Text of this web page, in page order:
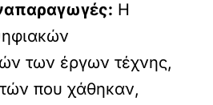
Η
των έργων τέχνης,
που χάθηκαν,